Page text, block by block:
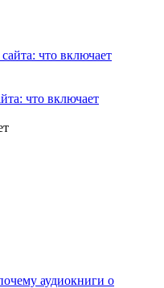
что включает
аудиокниги о